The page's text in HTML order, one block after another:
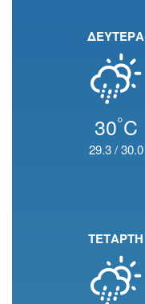
ΔΕΥΤΕΡΑ
30°C
29.3/30.0
ΤΕΤΑΡΤΗ